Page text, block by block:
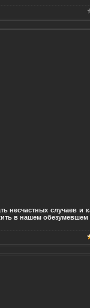
несчастных случаев и
в нашем обезумевшем